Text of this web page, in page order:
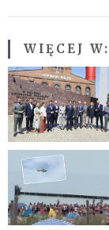
WIĘCEJ W: